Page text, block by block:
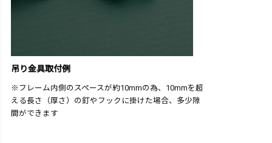
吊り金具取付例
※フレーム内側のスペースが約10mmの為、10mmを超
える長さ（厚さ）の釘やフックに掛けた場合、多少隙
間ができます